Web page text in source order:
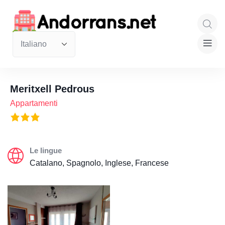
Meritxell Pedrous
Appartamenti
Le lingue
Catalano, Spagnolo, Inglese, Francese